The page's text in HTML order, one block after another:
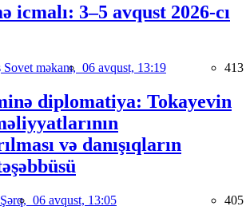
icmalı: 3–5 avqust 2026-cı
məkanı, 06 avqust, 13:19 413
diplomatiya: Tokayevin
və danışıqların
06 avqust, 13:05 405